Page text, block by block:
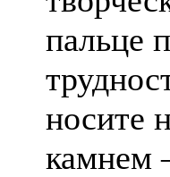
пальце
носите
камнем